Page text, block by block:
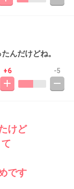
んだけどね。
+6 -5
けど
です